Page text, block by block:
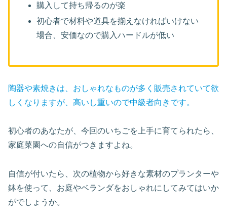
購入して持ち帰るのが楽
初心者で材料や道具を揃えなければいけない
場合、安価なので購入ハードルが低い
陶器や素焼きは、おしゃれなものが多く販売されていて欲
しくなりますが、高いし重いので中級者向きです。
初心者のあなたが、今回のいちごを上手に育てられたら、
家庭菜園への自信がつきますよね。
自信が付いたら、次の植物から好きな素材のプランターや
鉢を使って、お庭やベランダをおしゃれにしてみてはいか
がでしょうか。